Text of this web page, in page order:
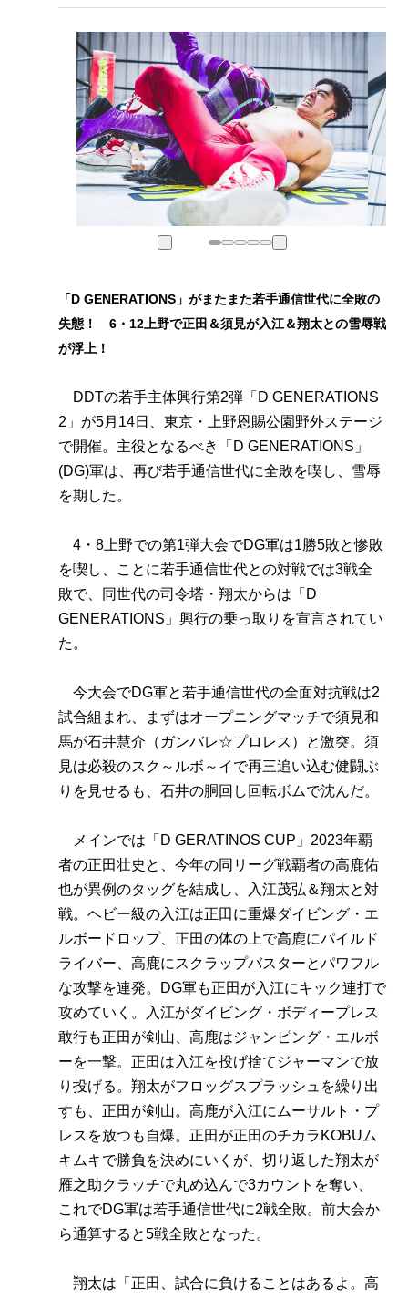
「D GENERATIONS」がまたまた若手通信世代に全敗の
失態！ 6・12上野で正田＆須見が入江＆翔太との雪辱戦
が浮上！
DDTの若手主体興行第2弾「D GENERATIONS
2」が5月14日、東京・上野恩賜公園野外ステージ
で開催。主役となるべき「D GENERATIONS」
(DG)軍は、再び若手通信世代に全敗を喫し、雪辱
を期した。
4・8上野での第1弾大会でDG軍は1勝5敗と惨敗
を喫し、ことに若手通信世代との対戦では3戦全
敗で、同世代の司令塔・翔太からは「D
GENERATIONS」興行の乗っ取りを宣言されてい
た。
今大会でDG軍と若手通信世代の全面対抗戦は2
試合組まれ、まずはオープニングマッチで須見和
馬が石井慧介（ガンバレ☆プロレス）と激突。須
見は必殺のスク～ルボ～イで再三追い込む健闘ぶ
りを見せるも、石井の胴回し回転ボムで沈んだ。
メインでは「D GERATINOS CUP」2023年覇
者の正田壮史と、今年の同リーグ戦覇者の高鹿佑
也が異例のタッグを結成し、入江茂弘＆翔太と対
戦。ヘビー級の入江は正田に重爆ダイビング・エ
ルボードロップ、正田の体の上で高鹿にパイルド
ライバー、高鹿にスクラップバスターとパワフル
な攻撃を連発。DG軍も正田が入江にキック連打で
攻めていく。入江がダイビング・ボディープレス
敢行も正田が剣山、高鹿はジャンピング・エルボ
ーを一撃。正田は入江を投げ捨てジャーマンで放
り投げる。翔太がフロッグスプラッシュを繰り出
すも、正田が剣山。高鹿が入江にムーサルト・プ
レスを放つも自爆。正田が正田のチカラKOBUム
キムキで勝負を決めにいくが、切り返した翔太が
雁之助クラッチで丸め込んで3カウントを奪い、
これでDG軍は若手通信世代に2戦全敗。前大会か
ら通算すると5戦全敗となった。
翔太は「正田、試合に負けることはあるよ。高